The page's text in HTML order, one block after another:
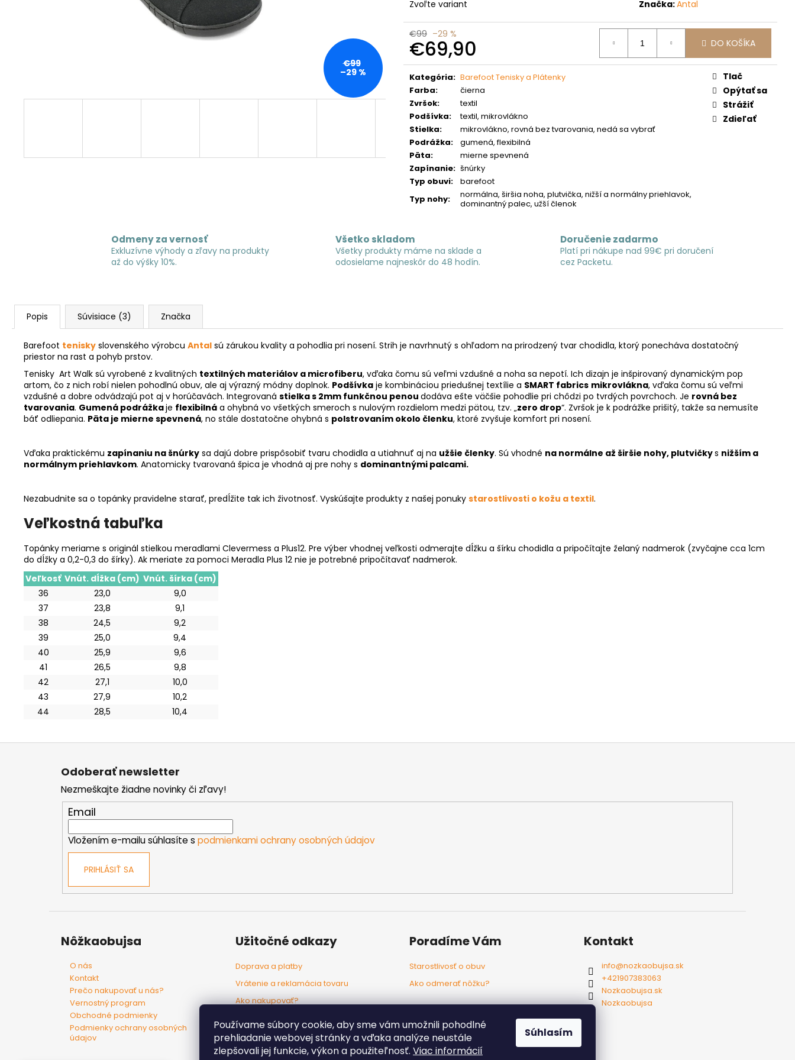
Používame súbory cookie, aby sme vám umožnili pohodlné
prehliadanie webovej stránky a vďaka analýze neustále
zlepšovali jej funkcie, výkon a použiteľnosť. Viac informácií
Súhlasím
Zvoľte variant Značka:Antal
€99 –29 %
€69,90
Jednotková
cena:
DO KOŠÍKA
Kategória: Barefoot Tenisky a Plátenky
Farba:
čierna
Zvršok:
textil
Podšívka:
textil, mikrovlákno
Stielka:
mikrovlákno, rovná bez tvarovania, nedá sa vybrať
Podrážka:
gumená, flexibilná
Päta:
mierne spevnená
Zapínanie: šnúrky
Typ obuvi:
barefoot
Typ nohy:
normálna, širšia noha, plutvička, nižší a normálny priehlavok,
dominantný palec, užší členok
Tlač
Opýtať sa
Strážiť
Zdieľať
€99
–29 %
Odmeny za vernosť
Exkluzívne výhody a zľavy na produkty
až do výšky 10%.
Všetko skladom
Všetky produkty máme na sklade a
odosielame najneskôr do 48 hodín.
Doručenie zadarmo
Platí pri nákupe nad 99€ pri doručení
cez Packetu.
Popis Súvisiace (3) Značka
Barefoot tenisky slovenského výrobcu Antal sú zárukou kvality a pohodlia pri nosení. Strih je navrhnutý s ohľadom na prirodzený tvar chodidla, ktorý ponecháva dostatočný
priestor na rast a pohyb prstov.
Tenisky Art Walk sú vyrobené z kvalitných textilných materiálov a microfiberu, vďaka čomu sú veľmi vzdušné a noha sa nepotí. Ich dizajn je inšpirovaný dynamickým pop
artom, čo z nich robí nielen pohodlnú obuv, ale aj výrazný módny doplnok. Podšívka je kombináciou priedušnej textílie a SMART fabrics mikrovlákna, vďaka čomu sú veľmi
vzdušné a dobre odvádzajú pot aj v horúčavách. Integrovaná stielka s 2mm funkčnou penou dodáva ešte väčšie pohodlie pri chôdzi po tvrdých povrchoch. Je rovná bez
tvarovania. Gumená podrážkaje flexibilná a ohybná vo všetkých smeroch s nulovým rozdielom medzi pätou, tzv. „zero drop“. Zvršok je k podrážke prišitý, takže sa nemusíte
báť odliepania. Päta je mierne spevnená, no stále dostatočne ohybná s polstrovaním okolo členku, ktoré zvyšuje komfort pri nosení.
Vďaka praktickému zapínaniu na šnúrky sa dajú dobre prispôsobiť tvaru chodidla a utiahnuť aj na užšie členky. Sú vhodné na normálne až širšie nohy, plutvičkys nižším a
normálnym priehlavkom. Anatomicky tvarovaná špica je vhodná aj pre nohy s dominantnými palcami.
Nezabudnite sa o topánky pravidelne starať, predĺžite tak ich životnosť. Vyskúšajte produkty z našej ponuky starostlivosti o kožu a textil.
Veľkostná tabuľka
Topánky meriame s originál stielkou meradlami Clevermess a Plus12. Pre výber vhodnej veľkosti odmerajte dĺžku a šírku chodidla a pripočítajte želaný nadmerok (zvyčajne cca 1cm
do dĺžky a 0,2-0,3 do šírky). Ak meriate za pomoci Meradla Plus 12 nie je potrebné pripočítavať nadmerok.
Veľkosť Vnút. dĺžka (cm) Vnút. šírka (cm)
36
23,0
9,0
37
23,8
9,1
38
24,5
9,2
39
25,0
9,4
40
25,9
9,6
41
26,5
9,8
42
27,1
10,0
43
27,9
10,2
44
28,5 10,4
Odoberať newsletter
Nezmeškajte žiadne novinky či zľavy!
Email
Vložením e-mailu súhlasíte s podmienkami ochrany osobných údajov
PRIHLÁSIŤ SA
Nôžkaobujsa
O nás
Kontakt
Prečo nakupovať u nás?
Vernostný program
Obchodné podmienky
Podmienky ochrany osobných
údajov
Užitočné odkazy
Doprava a platby
Vrátenie a reklamácia tovaru
Ako nakupovať?
Poradíme Vám
Starostlivosť o obuv
Ako odmerať nôžku?
Kontakt
info@nozkaobujsa.sk
+421907383063
Nozkaobujsa.sk
Nozkaobujsa